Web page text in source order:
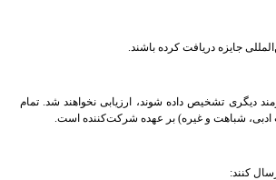
جایزه دریافت کرده باشند.
دیگری تشخیص داده شوند، ارزیابی نخواهند شد. تمام
شباهت و غیره) بر عهده شرکت‌کننده است.
کنند: